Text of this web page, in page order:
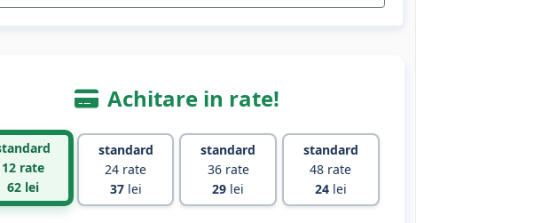
Achitare in rate!
12 rate
62lei
standard
24 rate
37lei
standard
36 rate
29 lei
standard
48 rate
24lei